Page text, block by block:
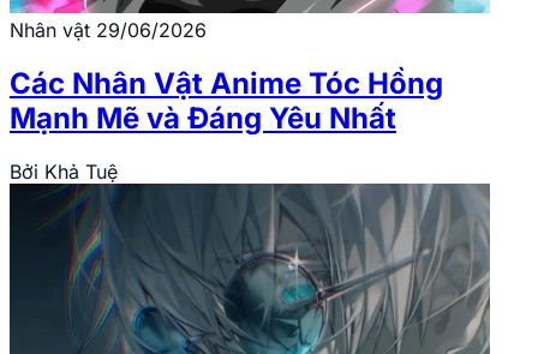
Nhân vật 29/06/2026
Các Nhân Vật Anime Tóc Hồng
Mạnh Mẽ và Đáng Yêu Nhất
Bởi Khả Tuệ